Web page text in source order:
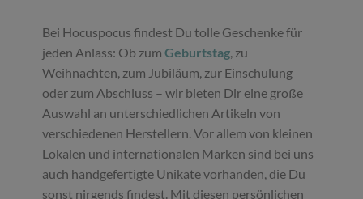
Bei Hocuspocus findest Du tolle Geschenke für
jeden Anlass: Ob zumGeburtstag, zu
Weihnachten, zum Jubiläum, zur Einschulung
oder zum Abschluss – wir bieten Dir eine große
Auswahl an unterschiedlichen Artikeln von
verschiedenen Herstellern. Vor allem von kleinen
Lokalen und internationalen Marken sind bei uns
auch handgefertigte Unikate vorhanden, die Du
sonst nirgends findest. Mit diesen persönlichen